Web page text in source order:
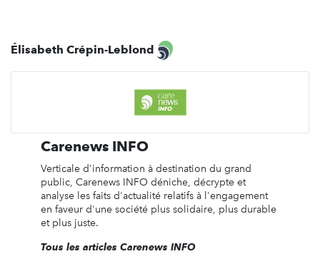
Élisabeth Crépin-Leblond
Carenews INFO
Verticale d'information à destination du grand
public, Carenews INFO déniche, décrypte et
analyse les faits d'actualité relatifs à l'engagement
en faveur d'une société plus solidaire, plus durable
et plus juste.
Tous les articles Carenews INFO